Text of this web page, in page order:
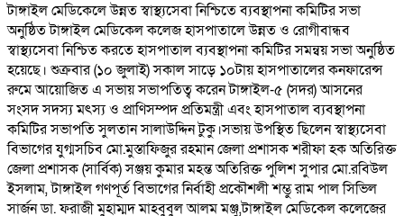
টাঙ্গাইল মেডিকেলে উন্নত স্বাস্থ্যসেবা নিশ্চিতে ব্যবস্থাপনা কমিটির সভা
অনুষ্ঠিত টাঙ্গাইল মেডিকেল কলেজ হাসপাতালে উন্নত ও রোগীবান্ধব
স্বাস্থ্যসেবা নিশ্চিত করতে হাসপাতাল ব্যবস্থাপনা কমিটির সমন্বয় সভা অনুষ্ঠিত
হয়েছে। শুক্রবার (১০ জুলাই) সকাল সাড়ে ১০টায় হাসপাতালের কনফারেন্স
রুমে আয়োজিত এ সভায় সভাপতিত্ব করেন টাঙ্গাইল-৫ (সদর) আসনের
সংসদ সদস্য মৎস্য ও প্রাণিসম্পদ প্রতিমন্ত্রী এবং হাসপাতাল ব্যবস্থাপনা
কমিটির সভাপতি সুলতান সালাউদ্দিন টুকু।সভায় উপস্থিত ছিলেন স্বাস্থ্যসেবা
বিভাগের যুগ্মসচিব মো.মুস্তাফিজুর রহমান জেলা প্রশাসক শরীফা হক অতিরিক্ত
জেলা প্রশাসক (সার্বিক) সঞ্জয় কুমার মহন্ত অতিরিক্ত পুলিশ সুপার মো.রবিউল
ইসলাম, টাঙ্গাইল গণপূর্ত বিভাগের নির্বাহী প্রকৌশলী শম্ভু রাম পাল সিভিল
সার্জন ডা. ফরাজী মুহাম্মদ মাহবুবুল আলম মঞ্জু,টাঙ্গাইল মেডিকেল কলেজের